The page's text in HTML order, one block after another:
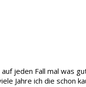
jeden Fall mal was
Jahre ich die schon